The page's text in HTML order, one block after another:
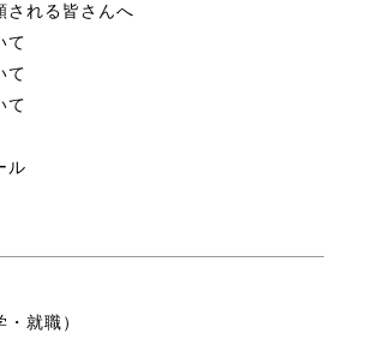
される皆さんへ
て
て
て
ル
就職）